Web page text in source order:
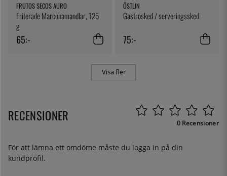
FRUTOS SECOS AURO
Friterade Marconamandlar, 125
g
65:-
ÖSTLIN
Gastrosked / serveringssked
75:-
Visa fler
RECENSIONER 0 Recensioner
För att lämna ett omdöme måste du logga in på din
kundprofil.